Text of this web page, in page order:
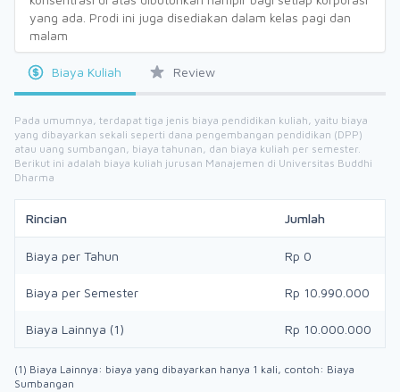
yang ada. Prodi ini juga disediakan dalam kelas pagi dan
malam
Biaya Kuliah Review
Pada umumnya, terdapat tiga jenis biaya pendidikan kuliah, yaitu biaya
yang dibayarkan sekali seperti dana pengembangan pendidikan (DPP)
atau uang sumbangan, biaya tahunan, dan biaya kuliah per semester.
Berikut ini adalah biaya kuliah jurusan Manajemen di Universitas Buddhi
Dharma
Rincian Jumlah
Biaya per Tahun Rp 0
Biaya per Semester Rp 10.990.000
Biaya Lainnya (1) Rp 10.000.000
(1) Biaya Lainnya: biaya yang dibayarkan hanya 1 kali, contoh: Biaya
Sumbangan